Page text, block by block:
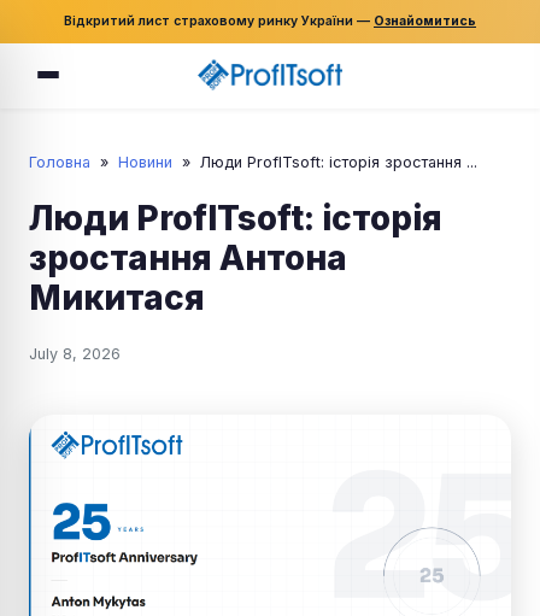
Відкритий лист страховому ринку України — Ознайомитись
Головна » Новини » Люди ProfITsoft: історія зростання ...
Люди ProfITsoft: історія
зростання Антона
Микитася
July 8, 2026